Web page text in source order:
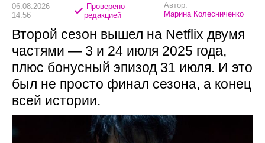
06.08.2026
14:56
Проверено
редакцией
Автор:
Марина Колесниченко
Второй сезон вышел на Netflix двумя
частями — 3 и 24 июля 2025 года,
плюс бонусный эпизод 31 июля. И это
был не просто финал сезона, а конец
всей истории.